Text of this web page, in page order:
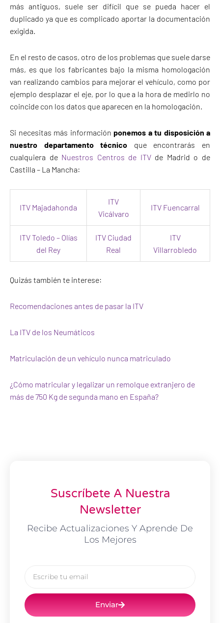
más antiguos, suele ser difícil que se pueda hacer el
duplicado ya que es complicado aportar la documentación
exigida.
En el resto de casos, otro de los problemas que suele darse
más, es que los fabricantes bajo la misma homologación
van realizando cambios para mejorar el vehículo, como por
ejemplo desplazar el eje, por lo que a la hora de medirlo no
coincide con los datos que aparecen en la homologación.
Si necesitas más información ponemos a tu disposición a
nuestro departamento técnico que encontrarás en
cualquiera de Nuestros Centros de ITVde Madrid o de
Castilla – La Mancha:
ITV Majadahonda
ITV
Vicálvaro
ITV Fuencarral
ITV Toledo – Olías
del Rey
ITV Ciudad
Real
ITV
Villarrobledo
Quizás también te interese:
Recomendaciones antes de pasar la ITV
La ITV de los Neumáticos
Matriculación de un vehículo nunca matriculado
¿Cómo matricular y legalizar un remolque extranjero de
más de 750 Kg de segunda mano en España?
Suscríbete A Nuestra
Newsletter
Recibe Actualizaciones Y Aprende De
Los Mejores
Enviar